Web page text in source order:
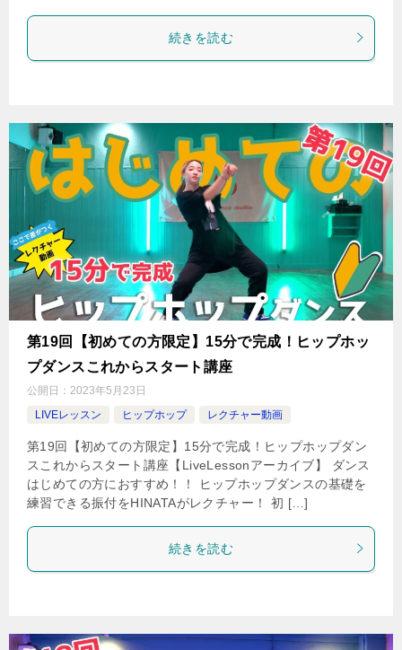
続きを読む
第19回【初めての方限定】15分で完成！ヒップホッ
プダンスこれからスタート講座
公開日： 2023年5月23日
LIVEレッスン
ヒップホップ レクチャー動画
第19回【初めての方限定】15分で完成！ヒップホップダン
スこれからスタート講座【LiveLessonアーカイブ】 ダンス
はじめての方におすすめ！！ ヒップホップダンスの基礎を
練習できる振付をHINATAがレクチャー！ 初 […]
続きを読む